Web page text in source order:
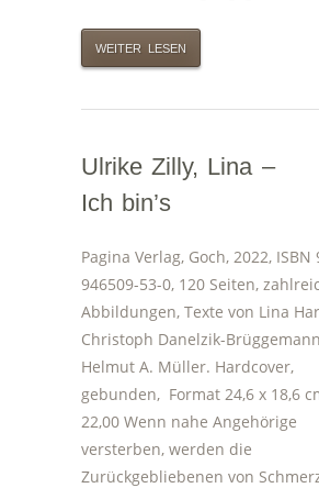
WEITER LESEN
Ulrike Zilly, Lina –
Ich bin’s
Pagina Verlag, Goch, 2022, ISBN
946509-53-0, 120 Seiten,
Abbildungen, Texte von Lina
Christoph Danelzik-
Helmut A. Müller. Hardcover,
gebunden, Format 24,6 x 18,6
22,00 Wenn nahe Angehörige
versterben, werden die
Zurückgebliebenen von